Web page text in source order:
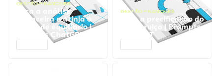
GESTÃO FINANCEIRA
Faça a análise
financeira e atinja o
ponto de equilíbrio |
Prompts ChatGPT
GESTÃO FINANCEIRA
Faça a precificação do
seu serviço | Prompts
ChatGPT